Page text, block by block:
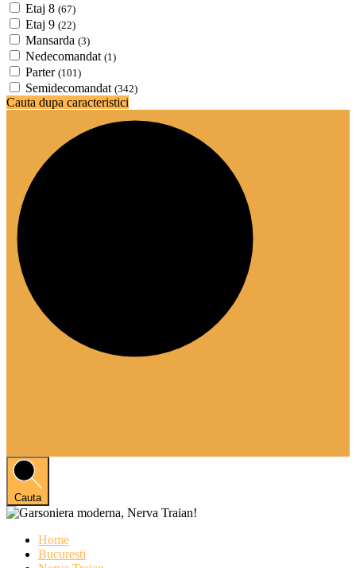
Etaj 8 (67)
Etaj 9 (22)
Mansarda (3)
Nedecomandat (1)
Parter (101)
Semidecomandat (342)
Cauta dupa caracteristici
Cauta
Home
Bucuresti